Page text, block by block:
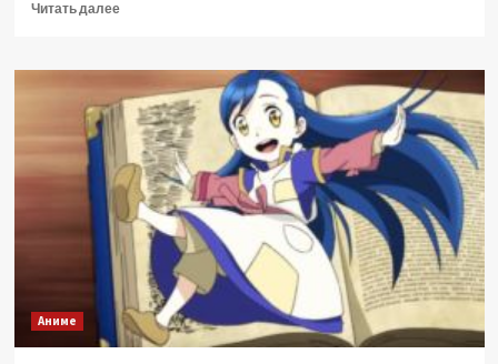
Читать далееПрочитать
Инсайдеры
сообщили
о
сериале
фильме
по
Genshin
Impact
Аниме